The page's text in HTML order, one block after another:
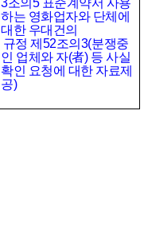
3조의 5 표준계약서 사용
하는 영화업자와 단체에
대한 우대건의
규정 제 52조의 3(분쟁중
인 업체와 자(者) 등 사실
확인 요청에 대한 자료제
공)